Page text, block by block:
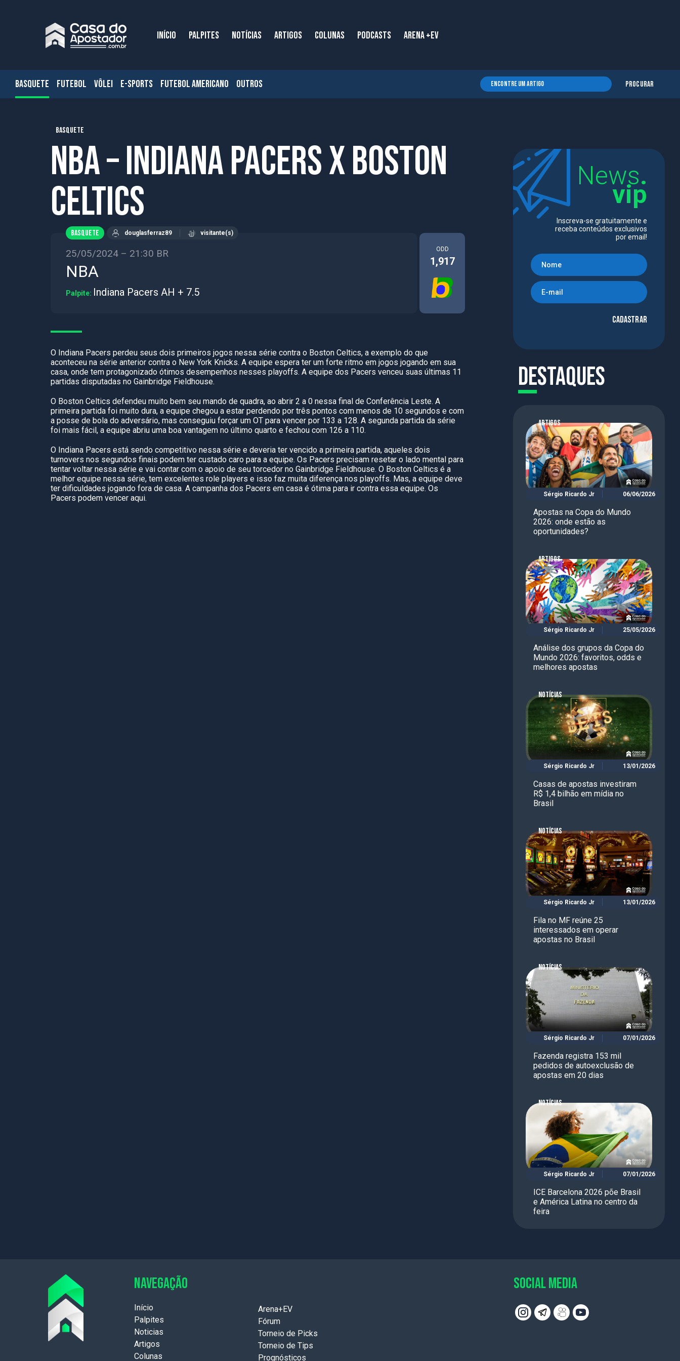
INÍCIO PALPITES NOTÍCIAS ARTIGOS COLUNAS PODCASTS ARENA +EV
BASQUETE FUTEBOL VÔLEI E-SPORTS FUTEBOL AMERICANO OUTROS Procurar
BASQUETE
NBA – Indiana Pacers x Boston
Celtics
BASQUETE douglasferraz89 visitante(s)
25/05/2024 – 21:30 BR
NBA
Palpite: Indiana Pacers AH + 7.5
ODD
1,917
O Indiana Pacers perdeu seus dois primeiros jogos nessa série contra o Boston Celtics, a exemplo do que
aconteceu na série anterior contra o New York Knicks. A equipe espera ter um forte ritmo em jogos jogando em sua
casa, onde tem protagonizado ótimos desempenhos nesses playoffs. A equipe dos Pacers venceu suas últimas 11
partidas disputadas no Gainbridge Fieldhouse.
O Boston Celtics defendeu muito bem seu mando de quadra, ao abrir 2 a 0 nessa final de Conferência Leste. A
primeira partida foi muito dura, a equipe chegou a estar perdendo por três pontos com menos de 10 segundos e com
a posse de bola do adversário, mas conseguiu forçar um OT para vencer por 133 a 128. A segunda partida da série
foi mais fácil, a equipe abriu uma boa vantagem no último quarto e fechou com 126 a 110.
O Indiana Pacers está sendo competitivo nessa série e deveria ter vencido a primeira partida, aqueles dois
turnovers nos segundos finais podem ter custado caro para a equipe. Os Pacers precisam resetar o lado mental para
tentar voltar nessa série e vai contar com o apoio de seu torcedor no Gainbridge Fieldhouse. O Boston Celtics é a
melhor equipe nessa série, tem excelentes role players e isso faz muita diferença nos playoffs. Mas, a equipe deve
ter dificuldades jogando fora de casa. A campanha dos Pacers em casa é ótima para ir contra essa equipe. Os
Pacers podem vencer aqui.
News.
vip
Inscreva-se gratuitamente e
receba conteúdos exclusivos
por email!
Cadastrar
Destaques
ARTIGOS
Sérgio Ricardo Jr 06/06/2026
Apostas na Copa do Mundo
2026: onde estão as
oportunidades?
ARTIGOS
Sérgio Ricardo Jr 25/05/2026
Análise dos grupos da Copa do
Mundo 2026: favoritos, odds e
melhores apostas
NOTÍCIAS
Sérgio Ricardo Jr 13/01/2026
Casas de apostas investiram
R$ 1,4 bilhão em mídia no
Brasil
NOTÍCIAS
Sérgio Ricardo Jr 13/01/2026
Fila no MF reúne 25
interessados em operar
apostas no Brasil
NOTÍCIAS
Sérgio Ricardo Jr 07/01/2026
Fazenda registra 153 mil
pedidos de autoexclusão de
apostas em 20 dias
NOTÍCIAS
Sérgio Ricardo Jr 07/01/2026
ICE Barcelona 2026 põe Brasil
e América Latina no centro da
feira
NAVEGAÇÃO
Início
Palpites
Noticias
Artigos
Colunas
Arena+EV
Fórum
Torneio de Picks
Torneio de Tips
Prognósticos
SOCIAL MEDIA